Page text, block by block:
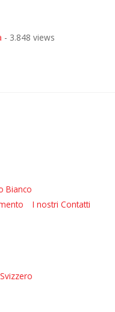
- 3.848 views
Bianco
I nostri Contatti